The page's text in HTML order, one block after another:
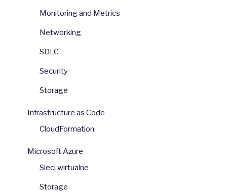
Monitoring and Metrics
Networking
SDLC
Security
Storage
Infrastructure as Code
CloudFormation
Microsoft Azure
Sieci wirtualne
Storage